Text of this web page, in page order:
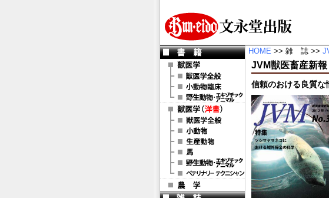
HOME >> 雑 誌 >>
JVM獣医畜産新
信頼のおける良質な